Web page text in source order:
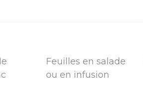
Feuilles en salade
ou en infusion